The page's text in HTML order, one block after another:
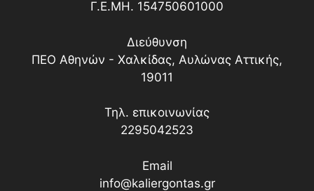
Γ.Ε.ΜΗ. 154750601000
Διεύθυνση
ΠΕΟ Αθηνών - Χαλκίδας, Αυλώνας Αττικής,
19011
Τηλ. επικοινωνίας
2295042523
Email
info@kaliergontas.gr